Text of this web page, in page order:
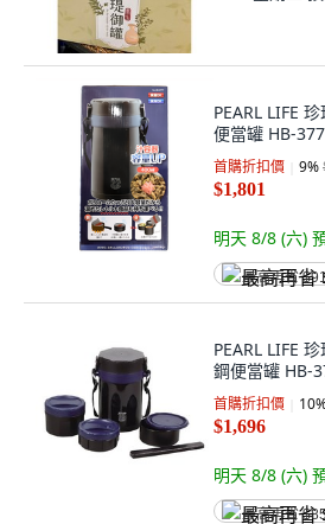
PEARL LIFE
便當罐 HB-
首購折扣價 9%
$1,801
明天 8/8 (六)
最高再省
PEARL LIFE
鋼便當罐 HB-
首購折扣價 10
$1,696
明天 8/8 (六)
最高再省